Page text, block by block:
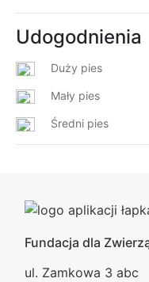
Udogodnienia
Duży pies
Mały pies
Średni pies
Fundacja dla
ul. Zamkowa 3 abc